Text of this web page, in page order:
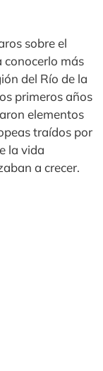
sobre el
conocerlo más
del Río de la
primeros años
elementos
traídos por
la vida
a crecer.